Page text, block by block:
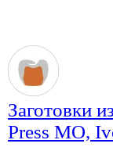
Заготовки
Press MO,